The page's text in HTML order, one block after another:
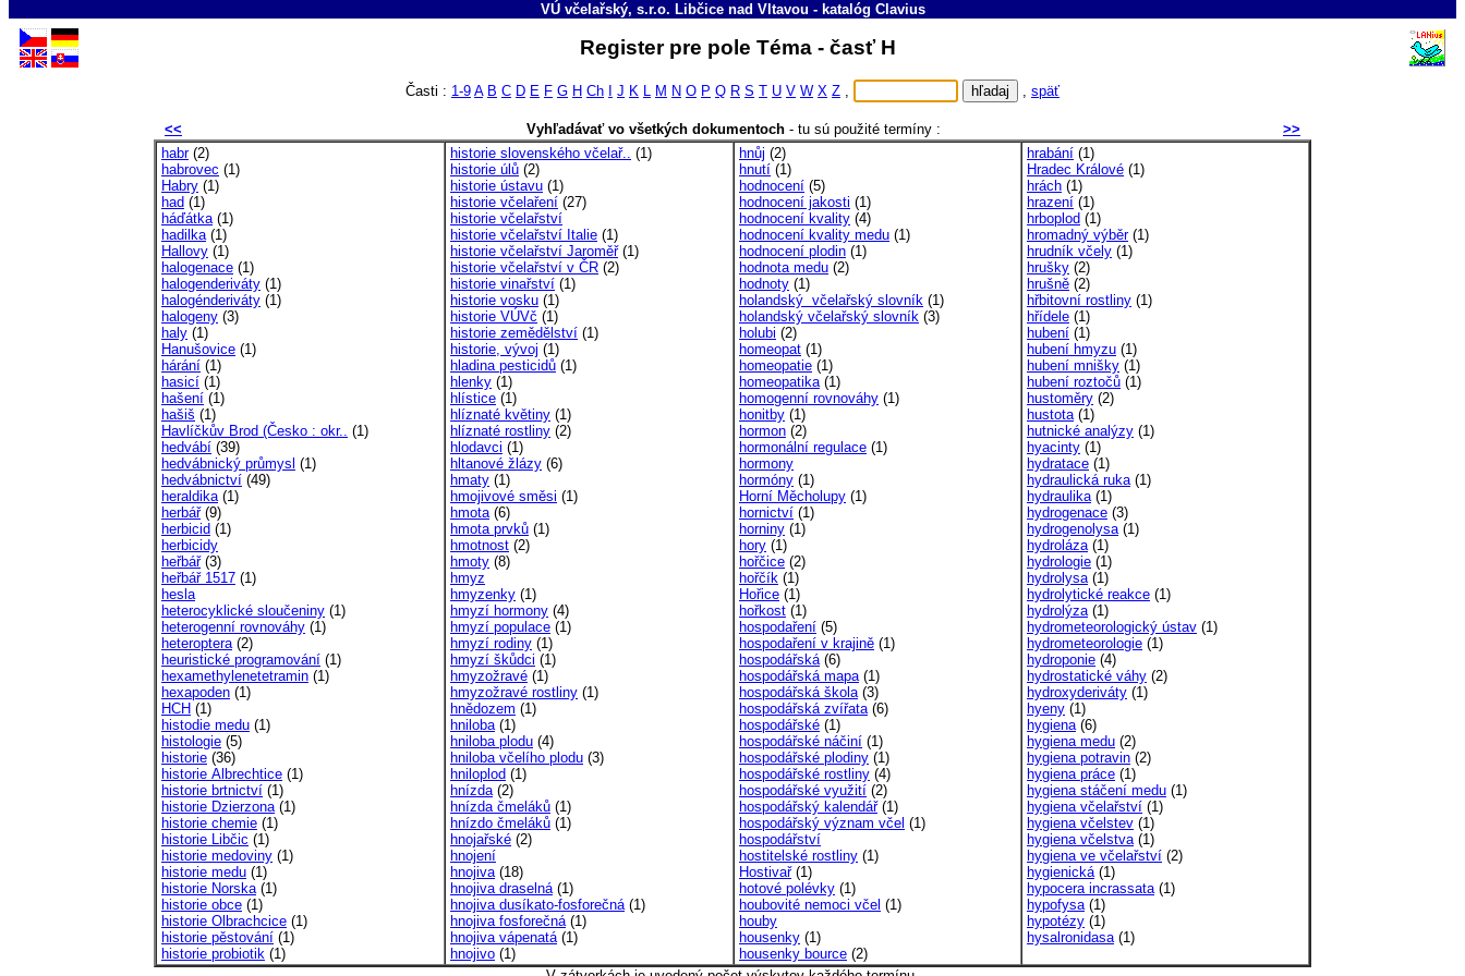
VÚ včelařský, s.r.o. Libčice nad Vltavou - katalóg Clavius
Register pre pole Téma - časť H
Časti : 1-9 A B C D E F G H Ch J K L M N O P Q R S T U V W X Z , , späť
<< Vyhľadávať vo všetkých dokumentoch- tu sú použité termíny :
>>
habr(2)
habrovec (1)
Habry (1)
had (1)
háďátka(1)
hadilka(1)
Hallovy (1)
halogenace (1)
halogenderiváty (1)
halogénderiváty (1)
halogeny (3)
haly (1)
Hanušovice (1)
hárání (1)
hasicí (1)
hašení (1)
hašiš (1)
Havlíčkův Brod (Česko : okr.. (1)
hedvábí (39)
hedvábnický průmysl (1)
hedvábnictví (49)
heraldika(1)
herbář(9)
herbicid (1)
herbicidy
heřbář(3)
heřbář 1517 (1)
hesla
heterocyklické sloučeniny (1)
heterogenní rovnováhy (1)
heteroptera(2)
heuristické programování (1)
hexamethylenetetramin (1)
hexapoden (1)
HCH (1)
histodie medu (1)
histologie (5)
historie (36)
historie Albrechtice (1)
historie brtnictví (1)
historie Dzierzona(1)
historie chemie (1)
historie Libčic (1)
historie medoviny (1)
historie medu (1)
historie Norska(1)
historie obce (1)
historie Olbrachcice (1)
historie pěstování (1)
historie probiotik (1)
historie slovenského včelař.. (1)
historie úlů (2)
historie ústavu (1)
historie včelaření (27)
historie včelařství
historie včelařství Italie (1)
historie včelařství Jaroměř(1)
historie včelařství v ČR (2)
historie vinařství (1)
historie vosku (1)
historie VÚVč (1)
historie zemědělství (1)
historie, vývoj (1)
hladina pesticidů (1)
hlenky (1)
hlístice (1)
hlíznaté květiny (1)
hlíznaté rostliny (2)
hlodavci (1)
hltanové žlázy (6)
hmaty (1)
hmojivové směsi (1)
hmota(6)
hmota prvků (1)
hmotnost (2)
hmoty (8)
hmyz
hmyzenky (1)
hmyzí hormony (4)
hmyzí populace (1)
hmyzí rodiny (1)
hmyzí škůdci (1)
hmyzožravé (1)
hmyzožravé rostliny (1)
hnědozem (1)
hniloba(1)
hniloba plodu (4)
hniloba včelího plodu (3)
hniloplod (1)
hnízda(2)
hnízda čmeláků (1)
hnízdo čmeláků (1)
hnojařské (2)
hnojení
hnojiva(18)
hnojiva draselná(1)
hnojiva dusíkato-fosforečná(1)
hnojiva fosforečná(1)
hnojiva vápenatá(1)
hnojivo (1)
hnůj (2)
hnutí (1)
hodnocení (5)
hodnocení jakosti (1)
hodnocení kvality (4)
hodnocení kvality medu (1)
hodnocení plodin (1)
hodnota medu (2)
hodnoty (1)
holandský včelařský slovník (1)
holandský včelařský slovník (3)
holubi (2)
homeopat (1)
homeopatie (1)
homeopatika(1)
homogenní rovnováhy (1)
honitby (1)
hormon (2)
hormonální regulace (1)
hormony
hormóny (1)
Horní Měcholupy (1)
hornictví (1)
horniny (1)
hory (1)
hořčice (2)
hořčík (1)
Hořice (1)
hořkost (1)
hospodaření (5)
hospodaření v krajině (1)
hospodářská(6)
hospodářská mapa(1)
hospodářská škola(3)
hospodářská zvířata(6)
hospodářské (1)
hospodářské náčiní (1)
hospodářské plodiny (1)
hospodářské rostliny (4)
hospodářské využití (2)
hospodářský kalendář(1)
hospodářský význam včel (1)
hospodářství
hostitelské rostliny (1)
Hostivař(1)
hotové polévky (1)
houbovité nemoci včel (1)
houby
housenky (1)
housenky bource (2)
hrabání (1)
Hradec Králové (1)
hrách (1)
hrazení (1)
hrboplod (1)
hromadný výběr(1)
hrudník včely (1)
hrušky (2)
hrušně (2)
hřbitovní rostliny (1)
hřídele (1)
hubení (1)
hubení hmyzu (1)
hubení mnišky (1)
hubení roztočů (1)
hustoměry (2)
hustota(1)
hutnické analýzy (1)
hyacinty (1)
hydratace (1)
hydraulická ruka(1)
hydraulika(1)
hydrogenace (3)
hydrogenolysa(1)
hydroláza(1)
hydrologie (1)
hydrolysa(1)
hydrolytické reakce (1)
hydrolýza(1)
hydrometeorologický ústav (1)
hydrometeorologie (1)
hydroponie (4)
hydrostatické váhy (2)
hydroxyderiváty (1)
hyeny (1)
hygiena(6)
hygiena medu (2)
hygiena potravin (2)
hygiena práce (1)
hygiena stáčení medu (1)
hygiena včelařství (1)
hygiena včelstev (1)
hygiena včelstva(1)
hygiena ve včelařství (2)
hygienická(1)
hypocera incrassata(1)
hypofysa(1)
hypotézy (1)
hysalronidasa(1)